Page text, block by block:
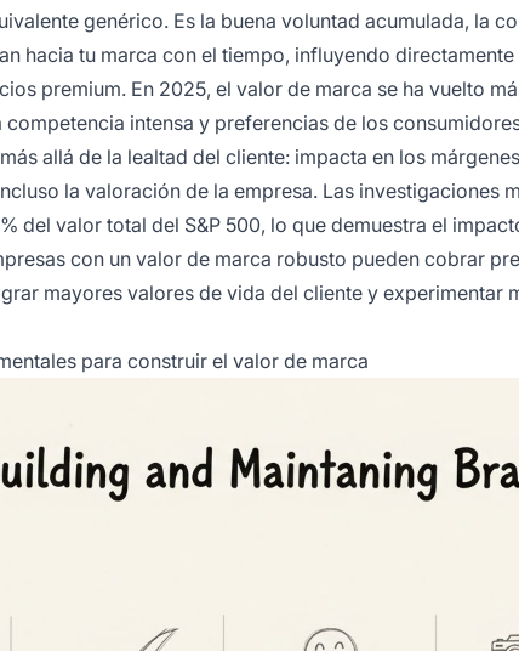
genérico. Es la buena voluntad acumulada, la
hacia tu marca con el tiempo, influyendo
premium. En 2025, el valor de marca se ha vuelto
competencia intensa y preferencias de los
allá de la lealtad del cliente: impacta en los
la valoración de la empresa. Las investigaciones
del valor total del S&P 500, lo que demuestra el
con un valor de marca robusto pueden cobrar
mayores valores de vida del cliente y experimentar
para construir el valor de marca